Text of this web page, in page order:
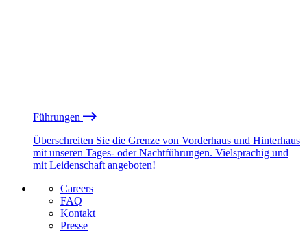
Führungen
Überschreiten Sie die Grenze von Vorderhaus und Hinterhaus
mit unseren Tages- oder Nachtführungen. Vielsprachig und
mit Leidenschaft angeboten!
Careers
FAQ
Kontakt
Presse